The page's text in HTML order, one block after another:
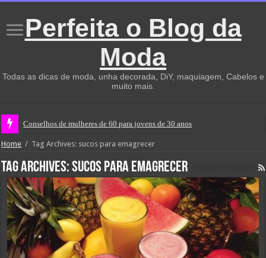
Perfeita o Blog da
Moda
Todas as dicas de moda, unha decorada, DiY, maquiagem, Cabelos e
muito mais.
Conselhos de mulheres de 60 para jovens de 30 anos
Home / Tag Archives: sucos para emagrecer
Tag Archives:sucos para emagrecer